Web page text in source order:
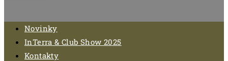
Novinky
InTerra & Club Show 2025
Kontakty